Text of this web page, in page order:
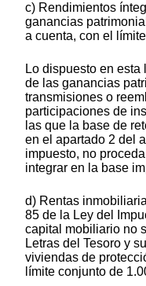
c) Rendimientos
ganancias
a cuenta, con el
Lo dispuesto en
de las ganancias
transmisiones o
participaciones de
las que la base de
en el apartado 2 del
impuesto, no
integrar en la base
d) Rentas
85 de la Ley del
capital mobiliario no
Letras del Tesoro y
viviendas de
límite conjunto de